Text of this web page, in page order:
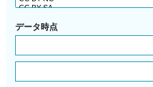
データ時点